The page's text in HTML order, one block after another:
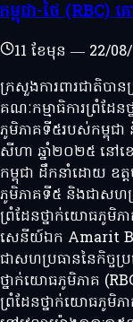
កម្ពុជា-ថៃ
11 ខែមុន — 22/
ក្រសួងការពារជាតិបា
គណៈកម្មាធិការព្រំដែ
ភូមិភាគទី៥របស់កម្ពុជ
សីហា ឆ្នាំ២០២៥ នៅខេ
កម្ពុជា ដឹកនាំដោយ ឧ
ភូមិភាគទី៥ និងជាសហប្
ព្រំដែនថ្នាក់យោធភូមិ
សេនីយ៍ឯក Amarit
ជាសហប្រធាននៃកិច្ចប្
ថ្នាក់យោធភូមិភាគ
ព្រំដែនថ្នាក់យោធភូមិ